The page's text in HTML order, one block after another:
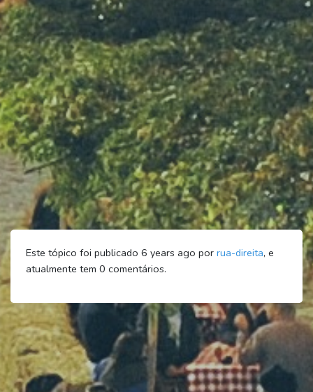
Este tópico foi publicado 6 years ago por rua-direita, e
atualmente tem 0 comentários.